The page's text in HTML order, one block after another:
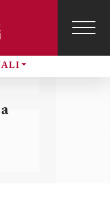
profilo
utente